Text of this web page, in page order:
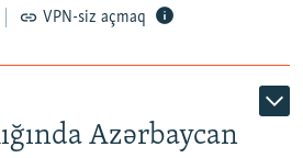
VPN-siz açmaq
Azərbaycan